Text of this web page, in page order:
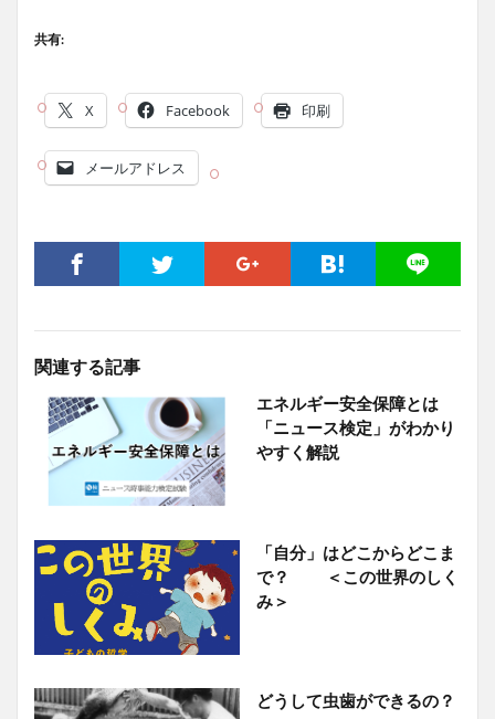
共有:
X Facebook 印刷
メールアドレス
関連する記事
エネルギー安全保障とは
「ニュース検定」がわかり
やすく解説
「自分」はどこからどこま
で？ ＜この世界のしく
み＞
どうして虫歯ができるの？